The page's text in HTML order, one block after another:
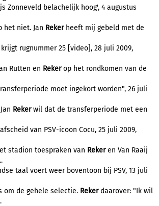
Zonneveld belachelijk hoog', 4 augustus
het niet. Jan Rekerheeft mij gebeld met de
rugnummer 25 [video], 28 juli 2009,
Rutten en Rekerop het rondkomen van de
moet ingekort worden", 26 juli
Rekerwil dat de transferperiode met een
van PSV-icoon Cocu, 25 juli 2009,
stadion toespraken van Rekeren Van Raaij
taal voert weer boventoon bij PSV, 13 juli
om de gehele selectie. Rekerdaarover: "Ik wil